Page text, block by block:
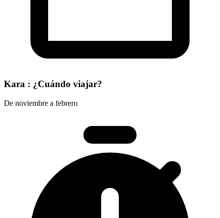
Kara : ¿Cuándo viajar?
De noviembre a febrero